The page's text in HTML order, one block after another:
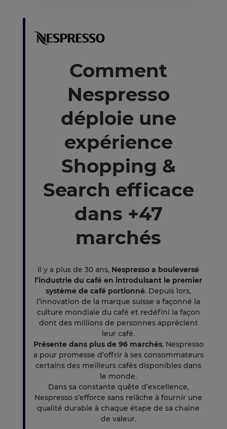
Comment
Nespresso
déploie une
expérience
Shopping &
Search efficace
dans +47
marchés
Il y a plus de 30 ans, Nespresso a bouleversé
l’industrie du café en introduisant le premier
système de café portionné. Depuis lors,
l’innovation de la marque suisse a façonné la
culture mondiale du café et redéfini la façon
dont des millions de personnes apprécient
leur café.
Présente dans plus de 96 marchés, Nespresso
a pour promesse d’offrir à ses consommateurs
certains des meilleurs cafés disponibles dans
le monde.
Dans sa constante quête d’excellence,
Nespresso s’efforce sans relâche à fournir une
qualité durable à chaque étape de sa chaîne
de valeur.